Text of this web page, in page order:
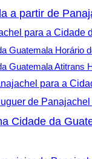
a partir de
para a Cidade
Guatemala Horário
Guatemala Atitrans
para a
de
Cidade da